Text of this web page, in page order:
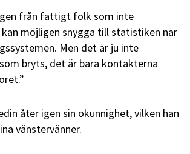
från fattigt folk som inte
möjligen snygga till statistiken när
Men det är ju inte
bryts, det är bara kontakterna
åter igen sin okunnighet, vilken han
vänstervänner.